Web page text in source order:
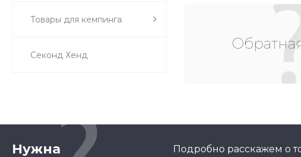
Товары для кемпинга
Секонд Хенд
Нужна
Подробно расскажем о